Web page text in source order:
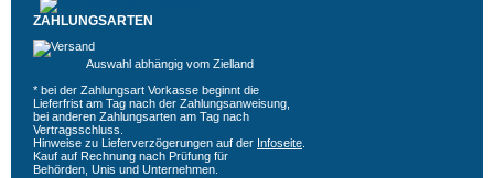
ZAHLUNGSARTEN
Auswahl abhängig vom Zielland
* bei der Zahlungsart Vorkasse beginnt die
Lieferfrist am Tag nach der Zahlungsanweisung,
bei anderen Zahlungsarten am Tag nach
Vertragsschluss.
Hinweise zu Lieferverzögerungen auf der Infoseite
Kauf auf Rechnung nach Prüfung für
Behörden, Unis und Unternehmen.